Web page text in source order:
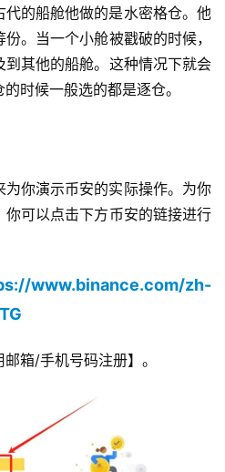
的船舱他做的是水密格仓。他
。当一个小舱被戳破的时候，
其他的船舱。这种情况下就会
时候一般选的都是逐仓。
你演示币安的实际操作。为你
可以点击下方币安的链接进行
www.binance.com/zh-
箱/手机号码注册】。